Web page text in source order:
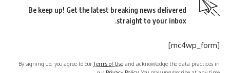
Be keep up! Get the latest breaking news delivered
straight to your inbox.
[mc4wp_form]
By signing up, you agree to ourTerms of Use and acknowledge the data practices in